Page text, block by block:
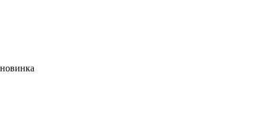
новинка